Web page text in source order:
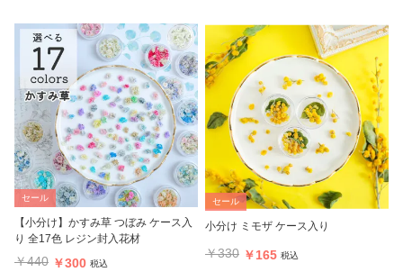
セール
【小分け】かすみ草 つぼみ ケース入
り 全17色 レジン封入花材
￥440 ￥300 税込
セール
小分け ミモザ ケース入り
￥330 ￥165 税込